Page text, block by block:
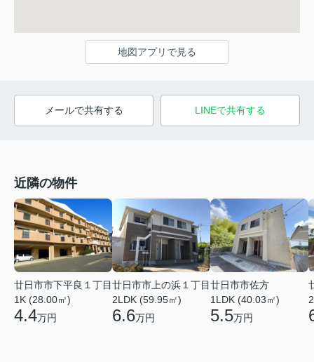
地図アプリで見る
メールで共有する LINEで共有する
近隣の物件
廿日市市下平良１丁目
1K (28.00㎡)
4.4万円
廿日市市上の浜１丁目
2LDK (59.95㎡)
6.6万円
廿日市市佐方
1LDK (40.03㎡)
5.5万円